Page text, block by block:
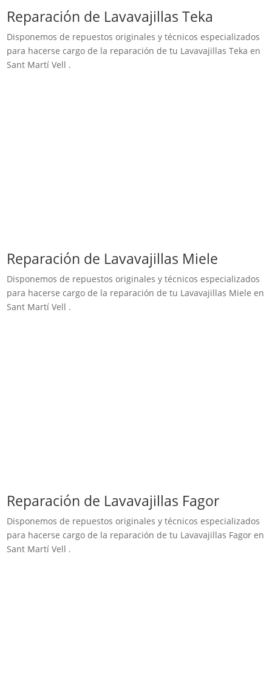
Reparación de Lavavajillas Teka
Disponemos de repuestos originales y técnicos especializados
para hacerse cargo de la reparación de tu Lavavajillas Teka en
Sant Martí Vell .
Reparación de Lavavajillas Miele
Disponemos de repuestos originales y técnicos especializados
para hacerse cargo de la reparación de tu Lavavajillas Miele en
Sant Martí Vell .
Reparación de Lavavajillas Fagor
Disponemos de repuestos originales y técnicos especializados
para hacerse cargo de la reparación de tu Lavavajillas Fagor en
Sant Martí Vell .